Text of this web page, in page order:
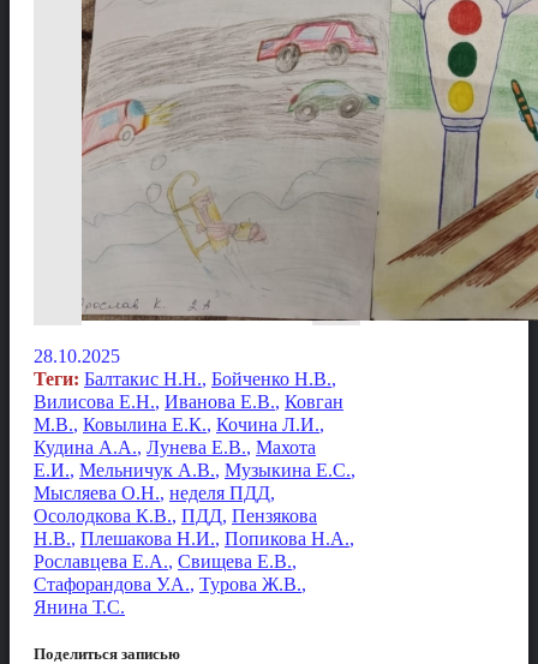
28.10.2025
Теги: Балтакис Н.Н., Бойченко Н.В.,
Вилисова Е.Н., Иванова Е.В., Ковган
М.В., Ковылина Е.К., Кочина Л.И.,
Кудина А.А., Лунева Е.В., Махота
Е.И., Мельничук А.В., Музыкина Е.С.,
Мысляева О.Н., неделя ПДД,
Осолодкова К.В., ПДД, Пензякова
Н.В., Плешакова Н.И., Попикова Н.А.,
Рославцева Е.А., Свищева Е.В.,
Стафорандова У.А., Турова Ж.В.,
Янина Т.С.
Поделиться записью